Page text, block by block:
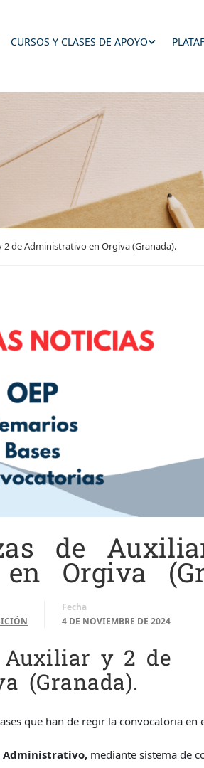
CURSOS Y CLASES DE APOYO
2 de Administrativo en Orgiva (Granada).
de
Orgiva
Fecha
4 DE NOVIEMBRE DE 2024
Auxiliar y 2 de
(Granada).
que han de regir la convocatoria en
Administrativo, mediante sistema de